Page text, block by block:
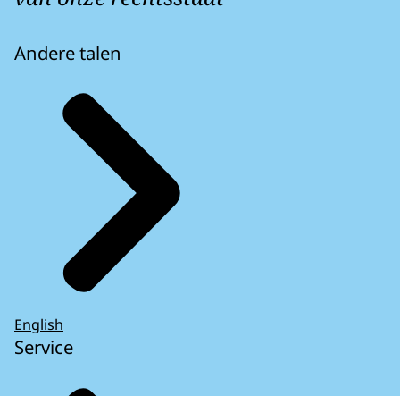
Andere talen
English
Service